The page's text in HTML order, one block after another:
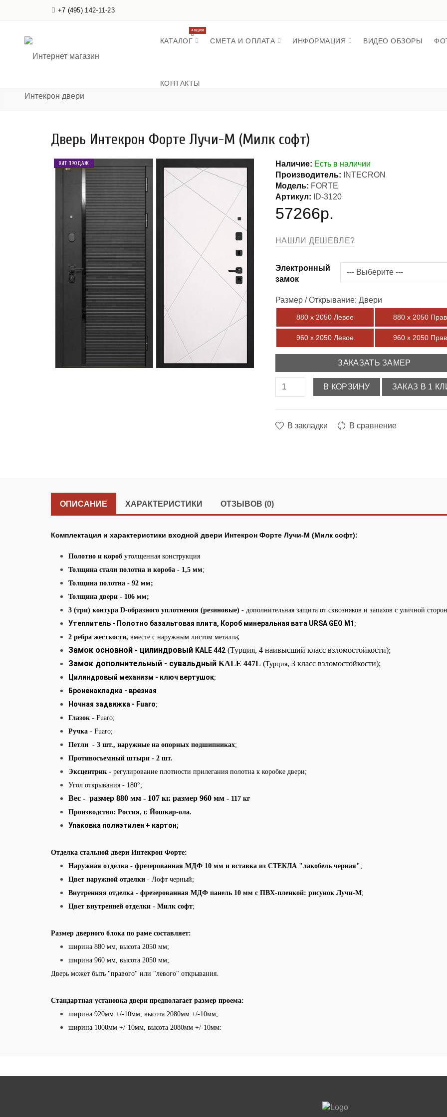
+7 (495) 142-11-23
КАТАЛОГ
АКЦИЯ
СМЕТА И ОПЛАТА ИНФОРМАЦИЯ ВИДЕО ОБЗОРЫ
КОНТАКТЫ
Дверь Интекрон Форте Лучи-М (Милк софт)
ХИТ ПРОДАЖ Наличие: Есть в наличии
Производитель:
INTECRON
Модель: FORTE
Артикул: ID-3120
57266р.
НАШЛИ ДЕШЕВЛЕ?
Электронный
замок
Размер / Открывание: Двери
880 х 2050 Левое 880 х 2050
960 х 2050 Левое 960 х 2050
ЗАКАЗАТЬ ЗАМЕР
В КОРЗИНУ ЗАКАЗ В 1
В закладки В сравнение
ОПИСАНИЕ ХАРАКТЕРИСТИКИ ОТЗЫВОВ (0)
Комплектация и характеристики входной двери Интекрон Форте Лучи-М (Милк софт):
Полотно и короб утолщенная конструкция
Толщина стали полотна и короба - 1,5 мм;
Толщина полотна - 92 мм;
Толщина двери - 106 мм;
3 (три) контура D-образного уплотнения (резиновые) - дополнительная защита от сквозняков и запахов с уличной
Утеплитель - Полотно базальтовая плита, Короб минеральная вата URSA GEO М1 ;
2 ребра жесткости, вместе с наружным листом металла;
Замок основной - цилиндровый KALE 442 (Турция, 4 наивысший класс взломостойкости);
Замок дополнительный - сувальдный KALE 447L (Турция, 3 класс взломостойкости);
Цилиндровый механизм - ключ вертушок;
Броненакладка - врезная
Ночная задвижка - Fuaro;
Глазок - Fuaro;
Ручка - Fuaro;
Петли - 3 шт., наружные на опорных подшипниках;
Противосъемный штыри - 2 шт.
Эксцентрик - регулирование плотности прилегания полотна к коробке двери;
Угол открывания - 180°;
Вес - размер 880 мм - 107 кг. размер 960 мм - 117 кг
Производство: Россия, г. Йошкар-ола.
Упаковка полиэтилен + картон;
Отделка стальной двери Интекрон Форте:
Наружная отделка - фрезерованная МДФ 10 мм и вставка из СТЕКЛА "лакобель черная";
Цвет наружной отделки - Лофт черный;
Внутренняя отделка - фрезерованная МДФ панель 10 мм с ПВХ-пленкой: рисунок Лучи-М;
Цвет внутренней отделки - Милк софт;
Размер дверного блока по раме составляет:
ширина 880 мм, высота 2050 мм;
ширина 960 мм, высота 2050 мм;
Дверь может быть "правого" или "левого" открывания.
Стандартная установка двери предполагает размер проема:
ширина 920мм +/-10мм, высота 2080мм +/-10мм;
ширина 1000мм +/-10мм, высота 2080мм +/-10мм: